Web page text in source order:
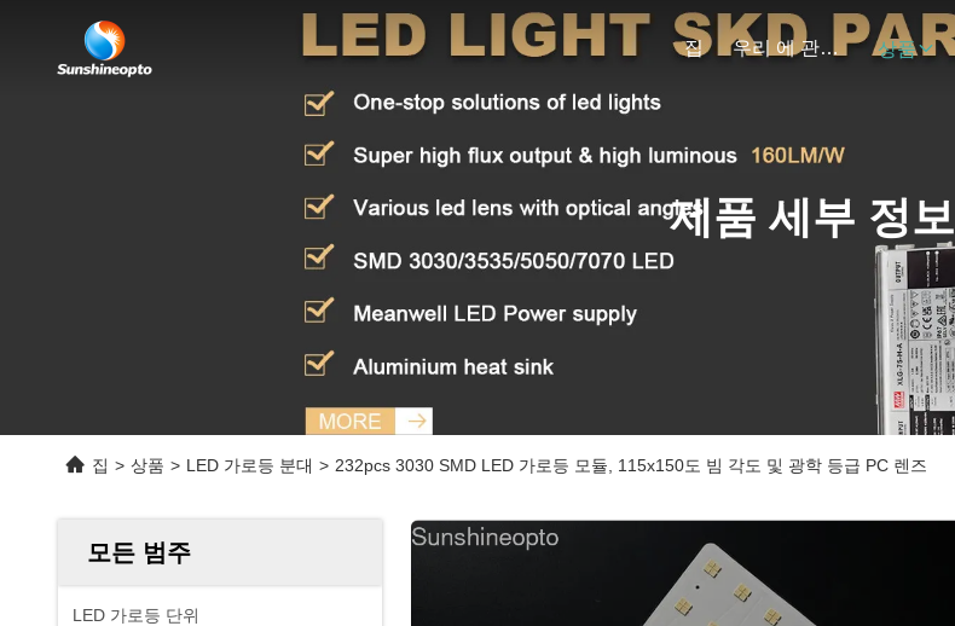
집 우리 에 관한 것 상품
제품 세부 정보
집 > 상품 > LED 가로등 분대 > 232pcs 3030 SMD LED 가로등 모듈, 115x150도 빔 각도 및 광학 등급 PC 렌즈
모든 범주
LED 가로등 단위